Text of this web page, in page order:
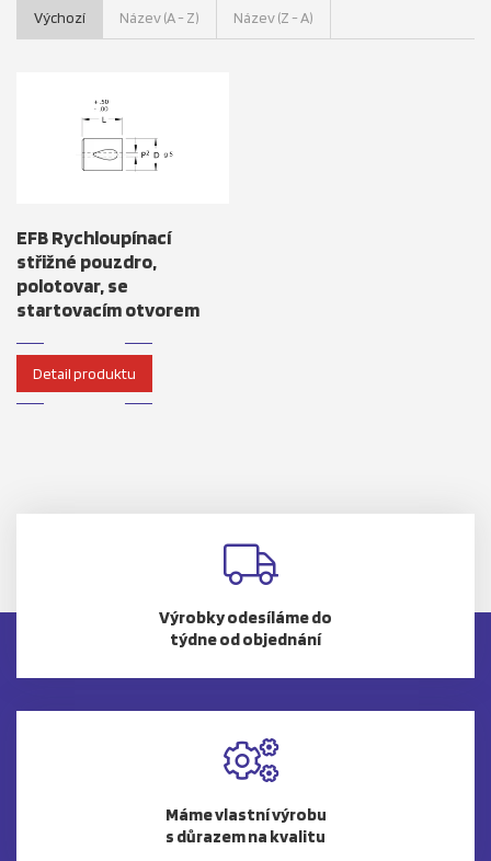
Výchozí Název (A - Z) Název (Z - A)
EFB Rychloupínací
střižné pouzdro,
polotovar, se
startovacím otvorem
Detail produktu
Výrobky odesíláme do
týdne od objednání
Máme vlastní výrobu
s důrazem na kvalitu